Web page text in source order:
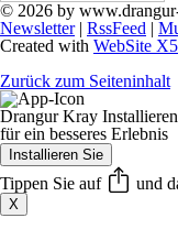
© 2026 by
Newsletter| RssFeed |
Created with WebSite X5
Zurück zum Seiteninhalt
Drangur Kray
für ein besseres Erlebnis
Installieren Sie
Tippen Sie auf und
X